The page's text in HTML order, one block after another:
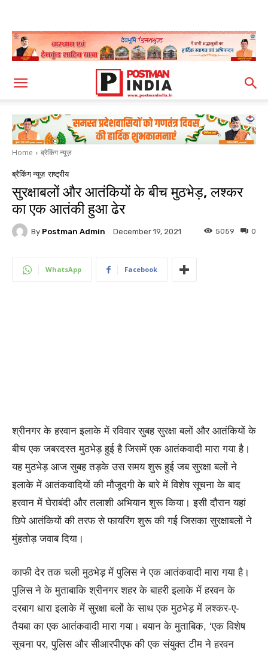
Home ब्रैकिंग न्यूज़
ब्रैकिंग न्यूज़ राष्ट्रीय
सुरक्षाबलों और आतंकियों के बीच मुठभेड़, लश्कर
का एक आतंकी हुआ ढेर
By Postman Admin December 19, 2021 0
5059
WhatsApp Facebook
श्रीनगर के हरवान इलाके में रविवार सुबह सुरक्षा बलों और आतंकियों के
बीच एक जबरदस्त मुठभेड़ हुई है जिसमें एक आतंकवादी मारा गया है।
यह मुठभेड़ आज सुबह तड़के उस समय शुरू हुई जब सुरक्षा बलों ने
इलाके में आतंकवादियों की मौजूदगी के बारे में विशेष सूचना के बाद
हरवान में घेराबंदी और तलाशी अभियान शुरू किया। इसी दौरान यहां
छिपे आतंकियों की तरफ से फायरिंग शुरू की गई जिसका सुरक्षाबलों ने
मुंहतोड़ जवाब दिया।
काफी देर तक चली मुठभेड़ में पुलिस ने एक आतंकवादी मारा गया है।
पुलिस ने के मुताबाकि श्रीनगर शहर के बाहरी इलाके में हरवन के
दरबाग धारा इलाके में सुरक्षा बलों के साथ एक मुठभेड़ में लश्कर-ए-
तैयबा का एक आतंकवादी मारा गया। बयान के मुताबिक, ‘एक विशेष
सूचना पर, पुलिस और सीआरपीएफ की एक संयुक्त टीम ने हरवन